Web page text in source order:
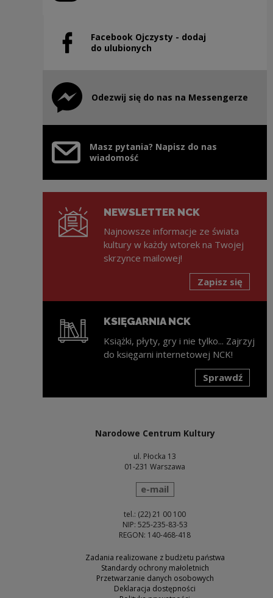
Facebook Ojczysty - dodaj
do ulubionych
Uwaga, link zostanie otwarty w nowym oknie
Odezwij się do nas na Messengerze
Uwaga, link zostanie otwarty w nowym oknie
Masz pytania? Napisz do nas
wiadomość
NEWSLETTER NCK
Najnowsze informacje ze świata
kultury w każdy wtorek na Twojej
skrzynce mailowej!
Zapisz się
KSIĘGARNIA NCK
Książki, płyty, gry i nie tylko... Zajrzyj
do księgarni internetowej NCK!
Sprawdź
Narodowe Centrum Kultury
ul. Płocka 13
01-231 Warszawa
wyślij wiadomość
e-mail
tel.: (22) 21 00 100
NIP: 525-235-83-53
REGON: 140-468-418
Zadania realizowane z budżetu państwa
Standardy ochrony małoletnich
Przetwarzanie danych osobowych
Deklaracja dostępności